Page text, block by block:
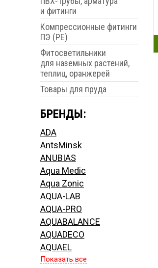
и фитинги
Компрессионные фитинги
ПЭ (PE)
Фитосветильники
для наземных растений,
теплиц, оранжерей
Товары для пруда
БРЕНДЫ:
ADA
AntsMinsk
ANUBIAS
Aqua Medic
Aqua Zonic
AQUA-LAB
AQUA-PRO
AQUABALANCE
AQUADECO
AQUAEL
Показать все